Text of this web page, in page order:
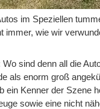
im Speziellen
immer, wie wir
sind denn all die
als enorm groß
ein Kenner der Szene
sowie eine nicht